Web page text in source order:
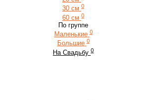
30 см 0
60 см 0
По группе
Маленькие 0
Большие 0
На Свадьбу 0